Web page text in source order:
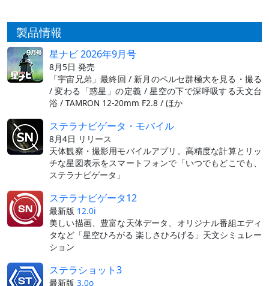
製品情報
星ナビ 2026年9月号
8月5日 発売
「宇宙兄弟」最終回 / 新月のペルセ群極大を見る・撮る
/ 変わる「惑星」の定義 / 星空の下で深呼吸する天文台
浴 / TAMRON 12-20mm F2.8 / ほか
ステラナビゲータ・モバイル
8月4日 リリース
天体観察・撮影用モバイルアプリ。高精度な計算とリッ
チな星図表示をスマートフォンで「いつでもどこでも、
ステラナビゲータ」
ステラナビゲータ12
最新版 12.0i
美しい描画、豊富な天体データ、オリジナル番組エディ
タなど「星空ひろがる 楽しさひろげる」天文シミュレー
ション
ステラショット3
最新版 3.0o